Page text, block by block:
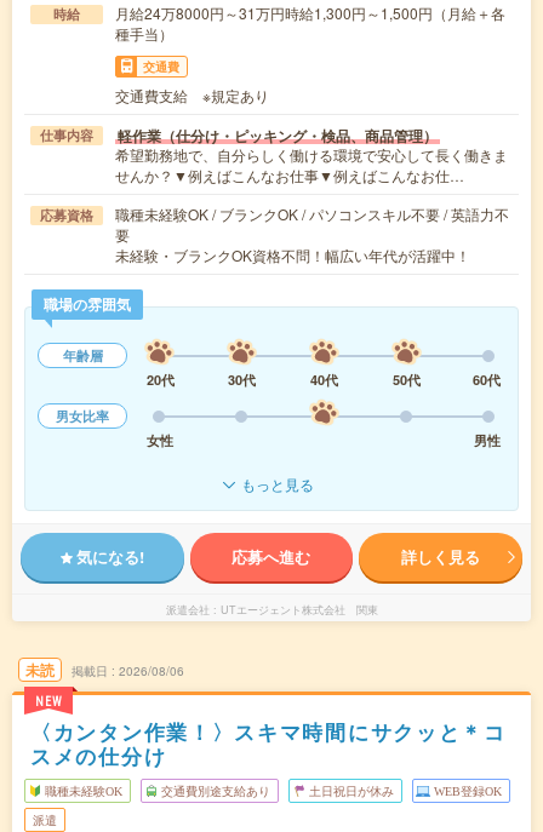
時給
月給24万8000円～31万円時給1,300円～1,500円（月給＋各
種手当）
交通費
交通費支給 ※規定あり
仕事内容 軽作業（仕分け・ピッキング・検品、商品管理）
希望勤務地で、自分らしく働ける環境で安心して長く働きま
せんか？▼例えばこんなお仕事▼例えばこんなお仕…
応募資格
職種未経験OK / ブランクOK / パソコンスキル不要 / 英語力不
要
未経験・ブランクOK資格不問！幅広い年代が活躍中！
職場の雰囲気
年齢層
20代
30代 40代 50代
60代
男女比率
女性
男性
もっと見る
気になる! 応募へ進む 詳しく見る
派遣会社 UTエージェント株式会社 関東
未読
NEW
掲載日 2026/08/06
〈カンタン作業！〉スキマ時間にサクッと＊コ
スメの仕分け
職種未経験OK 交通費別途支給あり 土日祝日が休み WEB登録OK
派遣